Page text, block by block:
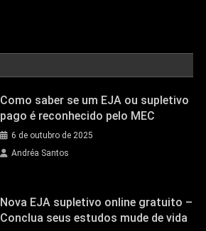
Como saber se um EJA ou supletivo
pago é reconhecido pelo MEC
6 de outubro de 2025
Andréa Santos
Nova EJA supletivo online gratuito –
Conclua seus estudos mude de vida